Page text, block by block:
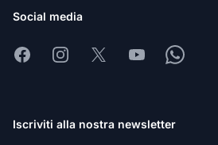
Social media
FacebookInstagram
X YoutubeWhatsapp
Iscriviti alla nostra newsletter